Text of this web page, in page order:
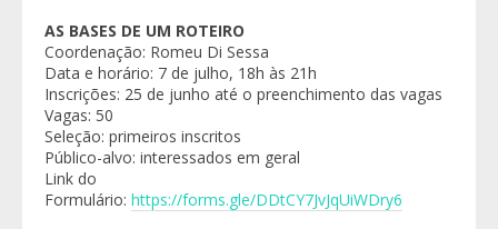
AS BASES DE UM ROTEIRO
Coordenação: Romeu Di Sessa
Data e horário: 7 de julho, 18h às 21h
Inscrições: 25 de junho até o preenchimento das vagas
Vagas: 50
Seleção: primeiros inscritos
Público-alvo: interessados em geral
Link do
Formulário: https://forms.gle/DDtCY7JvJqUiWDry6